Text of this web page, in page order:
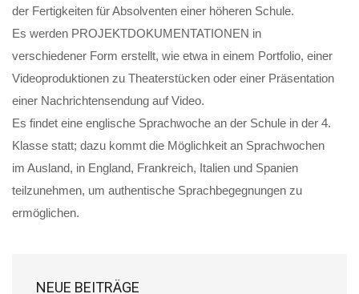
der Fertigkeiten für Absolventen einer höheren Schule.
Es werden PROJEKTDOKUMENTATIONEN in
verschiedener Form erstellt, wie etwa in einem Portfolio, einer
Videoproduktionen zu Theaterstücken oder einer Präsentation
einer Nachrichtensendung auf Video.
Es findet eine englische Sprachwoche an der Schule in der 4.
Klasse statt; dazu kommt die Möglichkeit an Sprachwochen
im Ausland, in England, Frankreich, Italien und Spanien
teilzunehmen, um authentische Sprachbegegnungen zu
ermöglichen.
NEUE BEITRÄGE